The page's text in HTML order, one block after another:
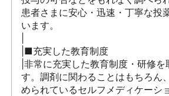
患者さまに安心・迅速・丁寧な投
います。
|■充実した教育制度
|非常に充実した教育制度・研修を
す。調剤に関わることはもちろん
められているセルフメディケーシ